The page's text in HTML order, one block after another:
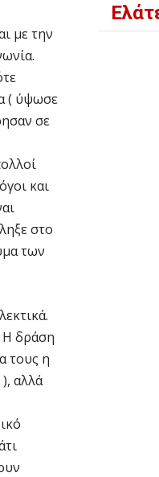
με την
( ύψωσε
σε
και
στο
των
Η δράση
τους η
αλλά